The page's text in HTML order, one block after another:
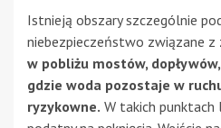
Istnieją obszary szczególnie
niebezpieczeństwo związane z
w pobliżu mostów,
gdzie woda pozostaje w
ryzykowne. W takich punktach